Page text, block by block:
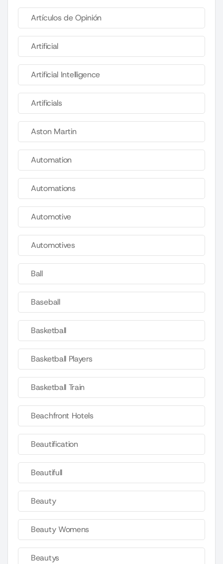
Artículos de Opinión
Artificial
Artificial Intelligence
Artificials
Aston Martin
Automation
Automations
Automotive
Automotives
Ball
Baseball
Basketball
Basketball Players
Basketball Train
Beachfront Hotels
Beautification
Beautifull
Beauty
Beauty Womens
Beautys